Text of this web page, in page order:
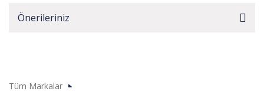
Önerileriniz
Tüm Markalar